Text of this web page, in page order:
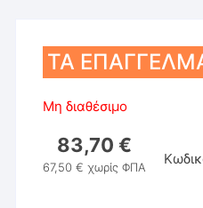
ΤΑ
Μη διαθέσιμο
83,70€
67,50€ χωρίς ΦΠΑ